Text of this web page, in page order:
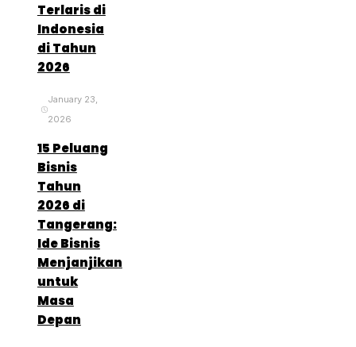
Terlaris di
Indonesia
di Tahun
2026
January 23,
2026
15 Peluang
Bisnis
Tahun
2026 di
Tangerang:
Ide Bisnis
Menjanjikan
untuk
Masa
Depan